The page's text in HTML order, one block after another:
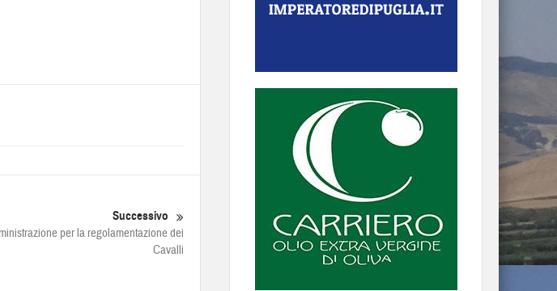
Successivo
per la regolamentazione dei
Cavalli